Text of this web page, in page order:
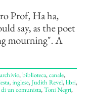
Prof, Ha ha,
say, as the poet
mourning". A
archivio,biblioteca,canale,
,inglese,Judith Revel,libri,
di un comunista,Toni Negri,